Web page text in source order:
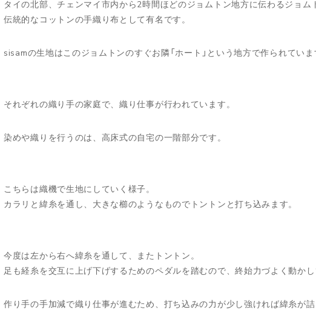
タイの北部、チェンマイ市内から2時間ほどのジョムトン地方に伝わるジョム
伝統的なコットンの手織り布として有名です。
sisamの生地はこのジョムトンのすぐお隣「ホート」という地方で作られていま
それぞれの織り手の家庭で、織り仕事が行われています。
染めや織りを行うのは、高床式の自宅の一階部分です。
こちらは織機で生地にしていく様子。
カラリと緯糸を通し、大きな櫛のようなものでトントンと打ち込みます。
今度は左から右へ緯糸を通して、またトントン。
足も経糸を交互に上げ下げするためのペダルを踏むので、終始力づよく動かし
作り手の手加減で織り仕事が進むため、打ち込みの力が少し強ければ緯糸が